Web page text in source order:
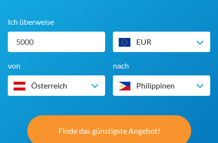
Ich überweise
EUR
von
Österreich
nach
Philippinen
Finde das günstigste Angebot!